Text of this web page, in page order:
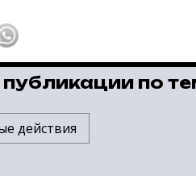
публикации по
действия